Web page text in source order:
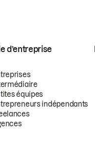
d’entreprise
équipes
indépendants